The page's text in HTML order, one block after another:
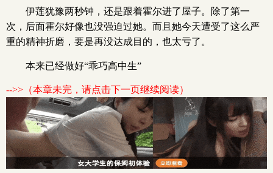
伊莲犹豫两秒钟，还是跟着霍尔进了屋子。除了第一
次，后面霍尔好像也没强迫过她。而且她今天遭受了这么严
重的精神折磨，要是再没达成目的，也太亏了。
本来已经做好“乖巧高中生”
-->>（本章未完，请点击下一页继续阅读）